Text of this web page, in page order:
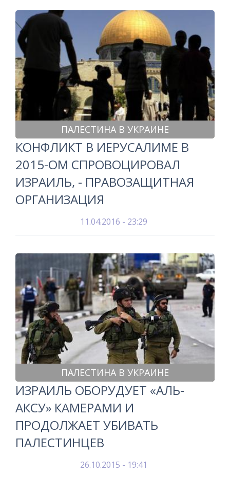
ПАЛЕСТИНА В УКРАИНЕ
КОНФЛИКТ В ИЕРУСАЛИМЕ В
2015-ОМ СПРОВОЦИРОВАЛ
ИЗРАИЛЬ, - ПРАВОЗАЩИТНАЯ
ОРГАНИЗАЦИЯ
11.04.2016 - 23:29
ПАЛЕСТИНА В УКРАИНЕ
ИЗРАИЛЬ ОБОРУДУЕТ «АЛЬ-
АКСУ» КАМЕРАМИ И
ПРОДОЛЖАЕТ УБИВАТЬ
ПАЛЕСТИНЦЕВ
26.10.2015 - 19:41